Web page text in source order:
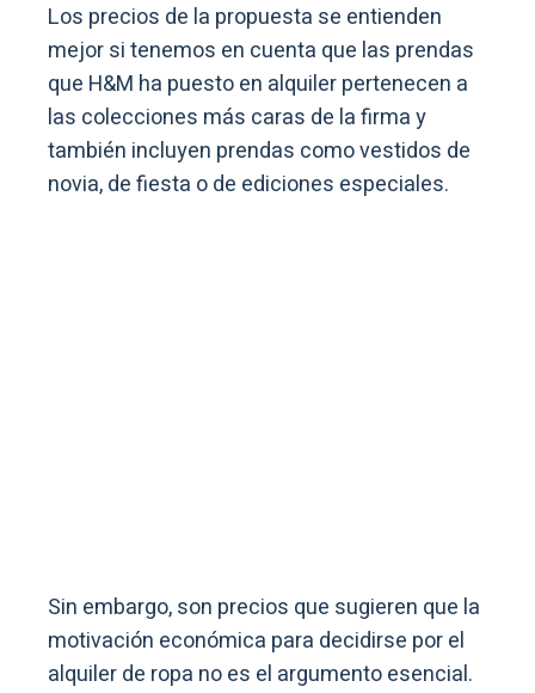
Los precios de la propuesta se entienden
mejor si tenemos en cuenta que las prendas
que H&M ha puesto en alquiler pertenecen a
las colecciones más caras de la firma y
también incluyen prendas como vestidos de
novia, de fiesta o de ediciones especiales.
Sin embargo, son precios que sugieren que la
motivación económica para decidirse por el
alquiler de ropa no es el argumento esencial.